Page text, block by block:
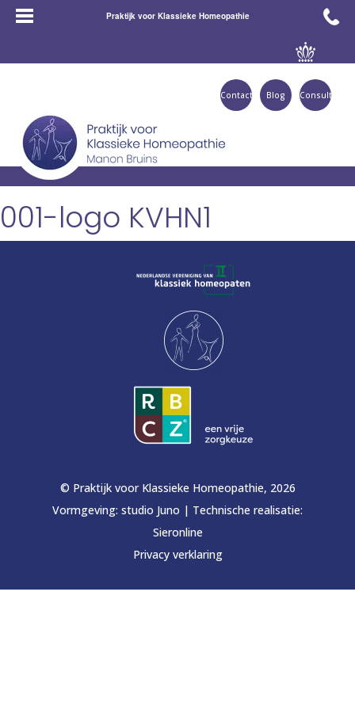
Praktijk voor Klassieke Homeopathie
Consult
Blog
Contact
001-logo KVHN1
© Praktijk voor Klassieke Homeopathie, 2026
Vormgeving: studio Juno | Technische realisatie:
Sieronline
Privacy verklaring